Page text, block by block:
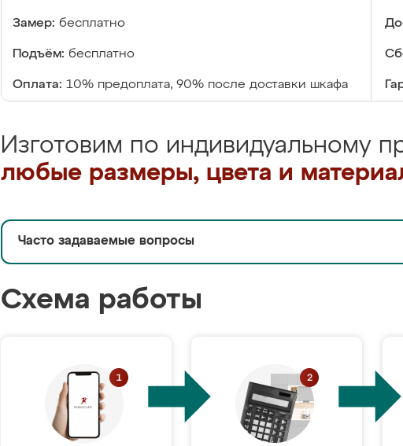
Замер: бесплатно
Подъём: бесплатно
Оплата: 10% предоплата, 90% после доставки шкафа
Изготовим по индивидуальному
любые размеры, цвета и
Часто задаваемые вопросы
Схема работы